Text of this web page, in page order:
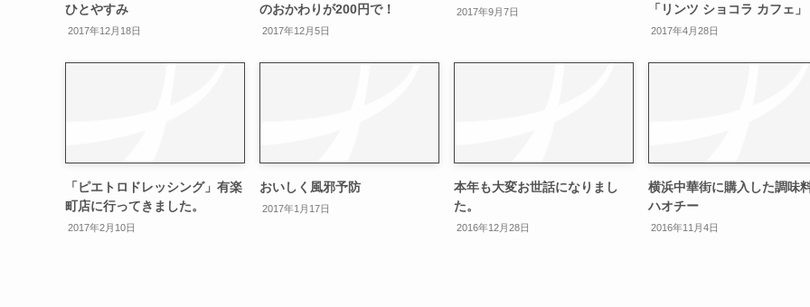
ひとやすみ
2017年12月18日
のおかわりが200円で！
2017年12月5日
2017年9月7日
「リンツ ショコラ カフェ」
2017年4月28日
「ピエトロドレッシング」有楽
町店に行ってきました。
2017年2月10日
おいしく風邪予防
2017年1月17日
本年も大変お世話になりまし
た。
2016年12月28日
横浜中華街に購入した調味
ハオチー
2016年11月4日